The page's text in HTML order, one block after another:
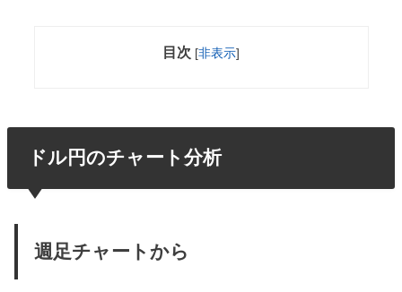
目次 [非表示]
ドル円のチャート分析
週足チャートから